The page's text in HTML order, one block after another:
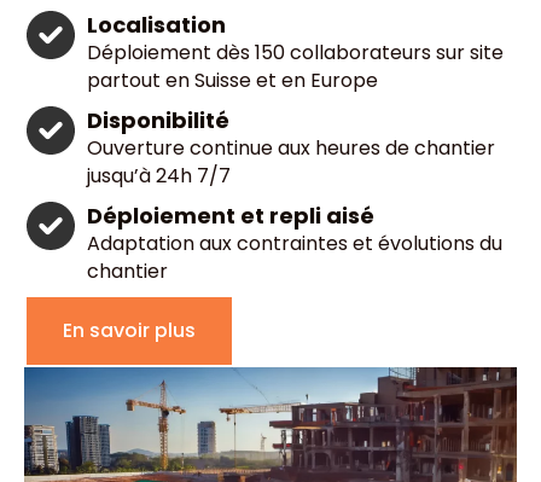
Localisation
Déploiement dès 150 collaborateurs sur site
partout en Suisse et en Europe
Disponibilité
Ouverture continue aux heures de chantier
jusqu’à 24h 7/7
Déploiement et repli aisé
Adaptation aux contraintes et évolutions du
chantier
En savoir plus